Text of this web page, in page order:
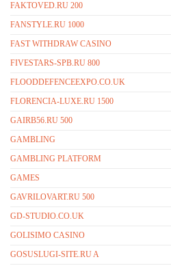
FAKTOVED.RU 200
FANSTYLE.RU 1000
FAST WITHDRAW CASINO
FIVESTARS-SPB.RU 800
FLOODDEFENCEEXPO.CO.UK
FLORENCIA-LUXE.RU 1500
GAIRB56.RU 500
GAMBLING
GAMBLING PLATFORM
GAMES
GAVRILOVART.RU 500
GD-STUDIO.CO.UK
GOLISIMO CASINO
GOSUSLUGI-SITE.RU A